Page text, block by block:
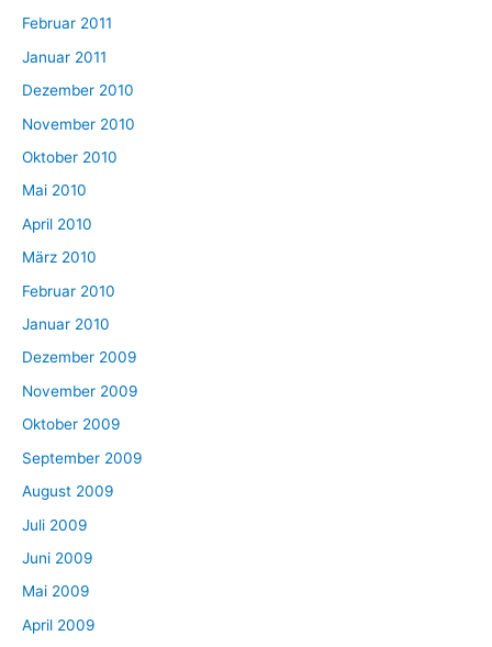
Februar 2011
Januar 2011
Dezember 2010
November 2010
Oktober 2010
Mai 2010
April 2010
März 2010
Februar 2010
Januar 2010
Dezember 2009
November 2009
Oktober 2009
September 2009
August 2009
Juli 2009
Juni 2009
Mai 2009
April 2009